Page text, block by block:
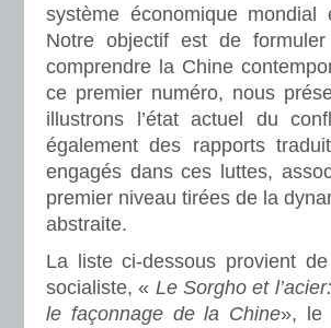
système économique
Notre objectif est de
comprendre la Chine
ce premier numéro, nous
illustrons l’état actuel du
également des rapports
engagés dans ces luttes,
premier niveau tirées de la
abstraite.
La liste ci-dessous provient
socialiste, « Le Sorgho et
le façonnage de la Chine», le